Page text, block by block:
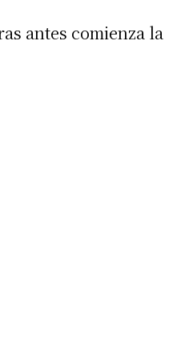
* Requerido
antes comienza la